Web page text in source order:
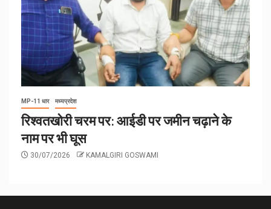
MP-11 धार मध्यप्रदेश
रिश्वतखोरी चरम पर: आईडी पर जमीन चढ़ाने के
नाम पर भी घूस
30/07/2026 KAMALGIRI GOSWAMI